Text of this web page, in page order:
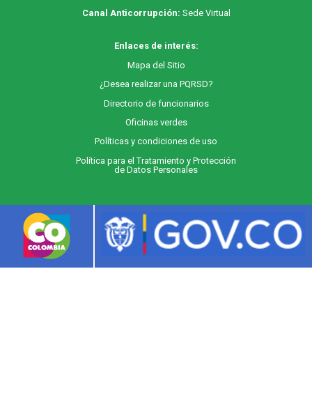
Canal Anticorrupción: Sede Virtual
Enlaces de interés:
Mapa del Sitio
¿Desea realizar una PQRSD?
Directorio de funcionarios
Oficinas verdes
Políticas y condiciones de uso
Política para el Tratamiento y Protección
de Datos Personales